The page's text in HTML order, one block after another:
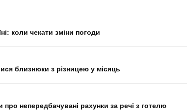
коли чекати зміни погоди
близнюки з різницею у місяць
про непередбачувані рахунки за речі з готелю